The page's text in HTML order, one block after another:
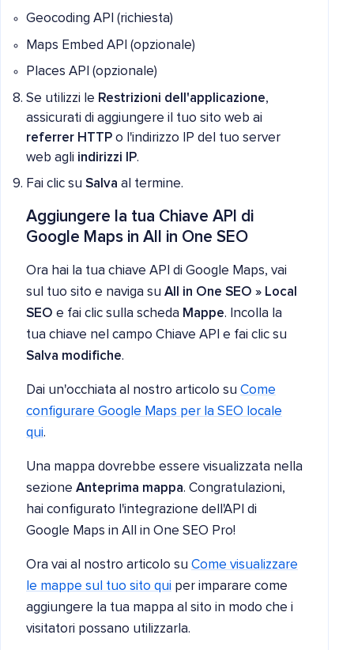
Geocoding API (richiesta)
Maps Embed API (opzionale)
Places API (opzionale)
Se utilizzi le Restrizioni dell'applicazione,
assicurati di aggiungere il tuo sito web ai
referrer HTTP o l'indirizzo IP del tuo server
web agli indirizzi IP.
Fai clic su Salva al termine.
Aggiungere la tua Chiave API di
Google Maps in All in One SEO
Ora hai la tua chiave API di Google Maps, vai
sul tuo sito e naviga su All in One SEO » Local
SEO e fai clic sulla scheda Mappe. Incolla la
tua chiave nel campo Chiave API e fai clic su
Salva modifiche.
Dai un'occhiata al nostro articolo su Come
configurare Google Maps per la SEO locale
qui.
Una mappa dovrebbe essere visualizzata nella
sezione Anteprima mappa. Congratulazioni,
hai configurato l'integrazione dell'API di
Google Maps in All in One SEO Pro!
Ora vai al nostro articolo su Come visualizzare
le mappe sul tuo sito qui per imparare come
aggiungere la tua mappa al sito in modo che i
visitatori possano utilizzarla.